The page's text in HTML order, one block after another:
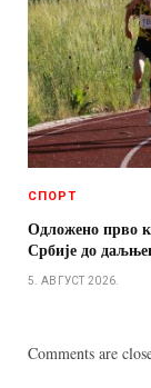
СПОРТ
Одложено прво
Србије до
5. АВГУСТ 2026.
Comments are